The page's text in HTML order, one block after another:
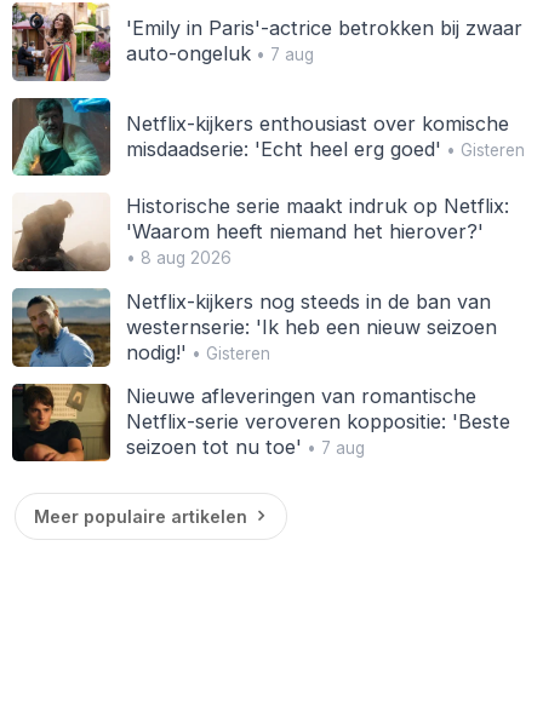
'Emily in Paris'-actrice betrokken bij zwaar
auto-ongeluk• 7 aug
Netflix-kijkers enthousiast over komische
misdaadserie: 'Echt heel erg goed' • Gisteren
Historische serie maakt indruk op Netflix:
'Waarom heeft niemand het hierover?'
• 8 aug 2026
Netflix-kijkers nog steeds in de ban van
westernserie: 'Ik heb een nieuw seizoen
nodig!' • Gisteren
Nieuwe afleveringen van romantische
Netflix-serie veroveren koppositie: 'Beste
seizoen tot nu toe' • 7 aug
Meer populaire artikelen